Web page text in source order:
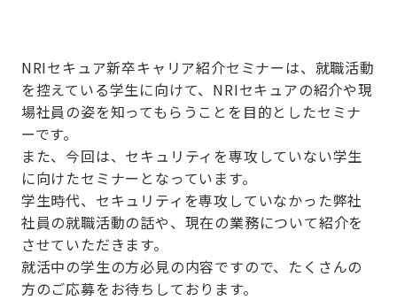
NRIセキュア新卒キャリア紹介セミナーは、就職活動
を控えている学生に向けて、 NRIセキュアの紹介や現
場社員の姿を知ってもらうことを目的としたセミナ
ーです。
また、今回は、セキュリティを専攻していない学生
に向けたセミナーとなっています。
学生時代、セキュリティを専攻していなかった弊社
社員の就職活動の話や、現在の業務について紹介を
させていただきます。
就活中の学生の方必見の内容ですので、たくさんの
方のご応募をお待ちしております。